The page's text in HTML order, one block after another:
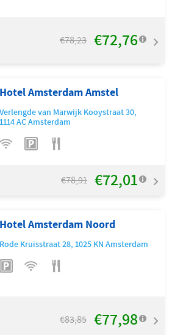
Hotel Amsterdam Noord
Rode Kruisstraat 28,1025 KNAmsterdam
€83,85 €77,98
Hotel Amsterdam Amstel
Verlengde van Marwijk Kooystraat 30,
1114 ACAmsterdam
€78,91 €72,01
€78,23 €72,76